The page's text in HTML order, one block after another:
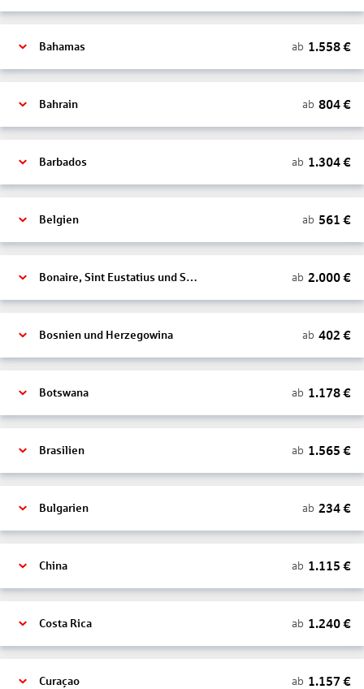
Bahamas ab 1.558€
Bahrain ab 804€
Barbados ab 1.304€
Belgien ab 561 €
Bonaire, Sint Eustatius und Saba ab 2.000€
Bosnien und Herzegowina ab 402 €
Botswana ab 1.178€
Brasilien ab 1.565 €
Bulgarien ab 234€
China ab 1.115 €
Costa Rica ab 1.240€
Curaçao ab 1.157 €